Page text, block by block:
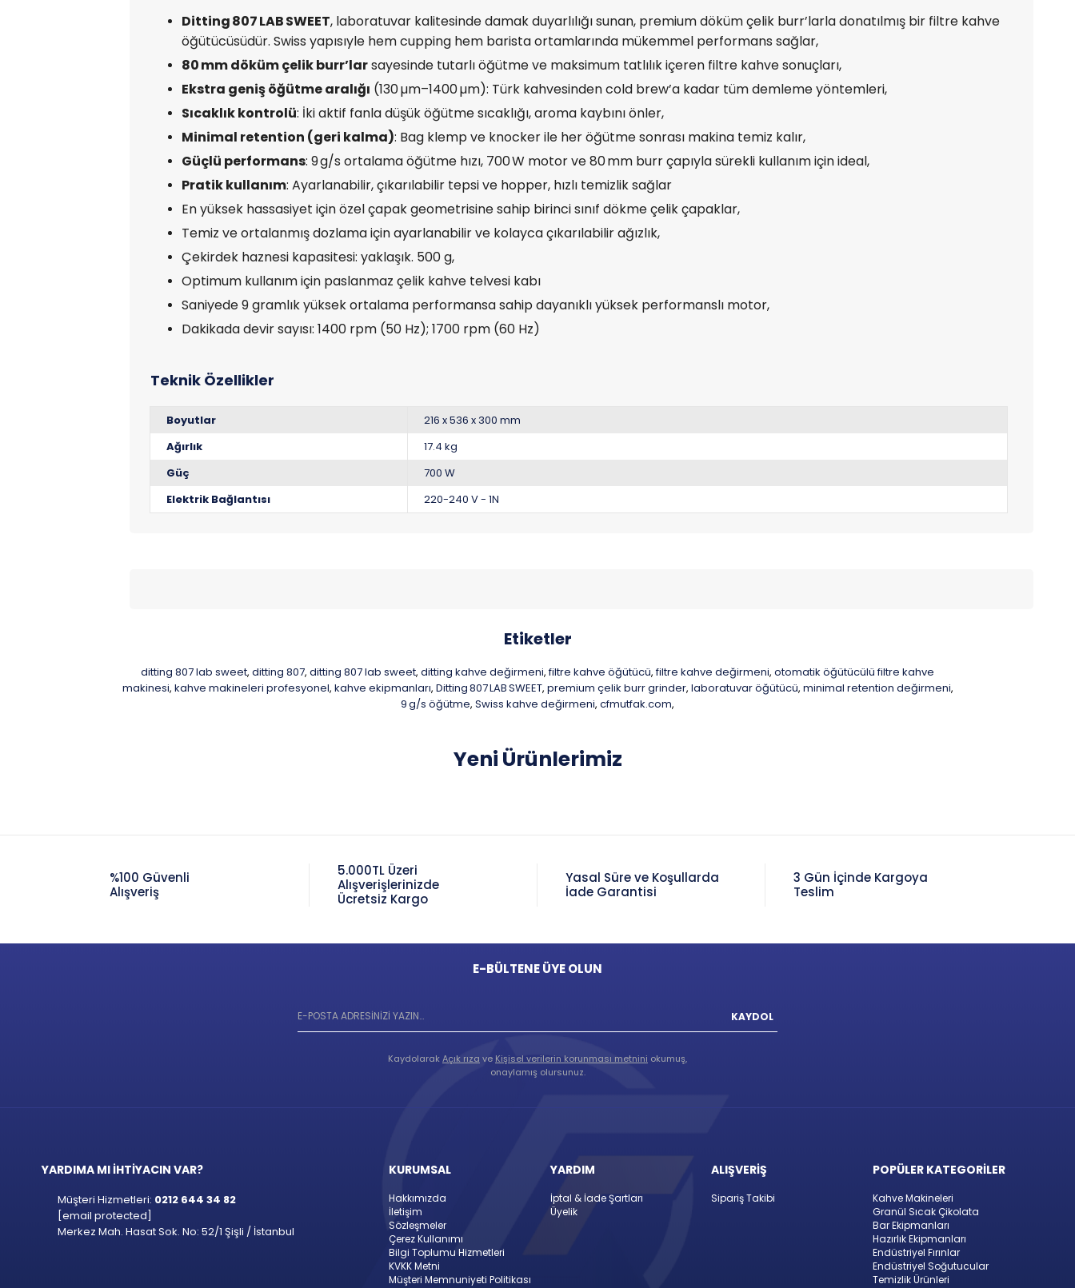
Ditting 807 LAB SWEET, laboratuvar kalitesinde damak duyarlılığı sunan, premium döküm çelik burr’larla donatılmış bir filtre kahve
öğütücüsüdür. Swiss yapısıyle hem cupping hem barista ortamlarında mükemmel performans sağlar,
80 mm döküm çelik burr’larsayesinde tutarlı öğütme ve maksimum tatlılık içeren filtre kahve sonuçları,
Ekstra geniş öğütme aralığı (130 µm–1400 µm): Türk kahvesinden cold brew’a kadar tüm demleme yöntemleri,
Sıcaklık kontrolü: İki aktif fanla düşük öğütme sıcaklığı, aroma kaybını önler,
Minimal retention (geri kalma): Bag klemp ve knocker ile her öğütme sonrası makina temiz kalır,
Güçlü performans: 9 g/s ortalama öğütme hızı, 700 W motor ve 80 mm burr çapıyla sürekli kullanım için ideal,
Pratik kullanım: Ayarlanabilir, çıkarılabilir tepsi ve hopper, hızlı temizlik sağlar
En yüksek hassasiyet için özel çapak geometrisine sahip birinci sınıf dökme çelik çapaklar,
Temiz ve ortalanmış dozlama için ayarlanabilir ve kolayca çıkarılabilir ağızlık,
Çekirdek haznesi kapasitesi: yaklaşık. 500 g,
Optimum kullanım için paslanmaz çelik kahve telvesi kabı
Saniyede 9 gramlık yüksek ortalama performansa sahip dayanıklı yüksek performanslı motor,
Dakikada devir sayısı: 1400 rpm (50 Hz); 1700 rpm (60 Hz)
Boyutlar
216 x 536 x 300 mm
Ağırlık
17.4 kg
Güç
700 W
Elektrik Bağlantısı
220-240 V - 1N
Etiketler
ditting 807 lab sweet, ditting 807, ditting 807 lab sweet, ditting kahve değirmeni, filtre kahve öğütücü, filtre kahve değirmeni, otomatik öğütücülü filtre kahve
makinesi, kahve makineleri profesyonel, kahve ekipmanları, Ditting 807 LAB SWEET, premium çelik burr grinder, laboratuvar öğütücü, minimal retention değirmeni,
9 g/s öğütme, Swiss kahve değirmeni, cfmutfak.com,
Yeni Ürünlerimiz
%100 Güvenli
Alışveriş
5.000TL Üzeri
Alışverişlerinizde
Ücretsiz Kargo
Yasal Süre ve Koşullarda
İade Garantisi
3 Gün İçinde Kargoya
Teslim
E-BÜLTENE ÜYE OLUN
KAYDOL
KaydolarakAçık rıza ve Kişisel verilerin korunması metnini okumuş,
onaylamış olursunuz.
YARDIMA MI İHTİYACIN VAR?
Müşteri Hizmetleri: 0212 644 34 82
[email protected]
Merkez Mah. Hasat Sok. No: 52/1 Şişli / İstanbul
KURUMSAL
Hakkımızda
İletişim
Sözleşmeler
Çerez Kullanımı
Bilgi Toplumu Hizmetleri
KVKK Metni
Müşteri Memnuniyeti Politikası
YARDIM
İptal & İade Şartları
Üyelik
ALIŞVERİŞ
Sipariş Takibi
POPÜLER KATEGORİLER
Kahve Makineleri
Granül Sıcak Çikolata
Bar Ekipmanları
Hazırlık Ekipmanları
Endüstriyel Fırınlar
Endüstriyel Soğutucular
Temizlik Ürünleri